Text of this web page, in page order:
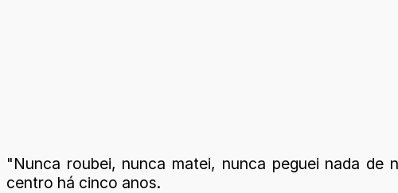
"Nunca roubei, nunca matei, nunca peguei nada
centro há cinco anos.